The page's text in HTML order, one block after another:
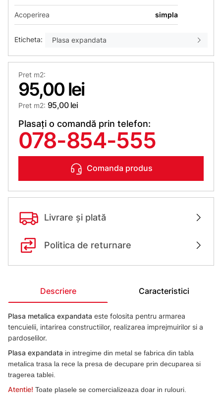
Acoperirea simpla
Eticheta: Plasa expandata
Pret m2:
95,00 lei
Pret m2: 95,00 lei
Plasați o comandă prin telefon:
078-854-555
Comanda produs
Livrare și plată
Politica de returnare
Descriere Caracteristici
Plasa metalica expandata este folosita pentru armarea
tencuielii, intarirea constructiilor, realizarea imprejmuirilor si a
pardoselilor.
Plasa expandata in intregime din metal se fabrica din tabla
metalica trasa la rece la presa de decupare prin decuparea si
tragerea tablei.
Atentie! Toate plasele se comercializeaza doar in rulouri.